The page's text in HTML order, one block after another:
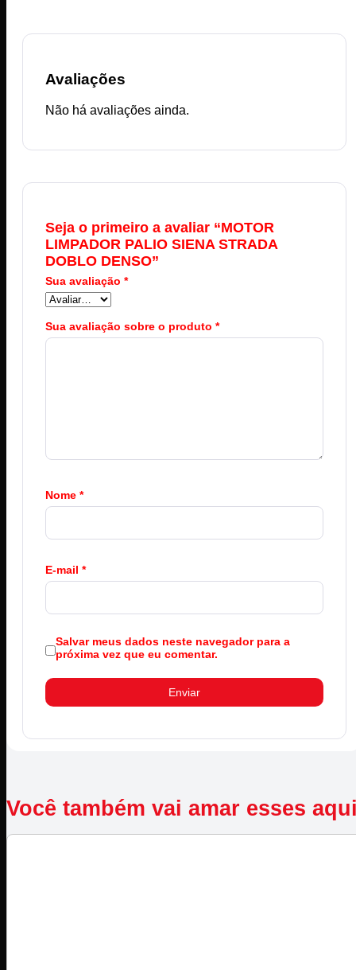
Avaliações
Não há avaliações ainda.
Seja o primeiro a avaliar “MOTOR
LIMPADOR PALIO SIENA STRADA
DOBLO DENSO”
Sua avaliação *
Sua avaliação sobre o produto *
Nome *
E-mail *
Salvar meus dados neste navegador para a
próxima vez que eu comentar.
Você também vai amar esses